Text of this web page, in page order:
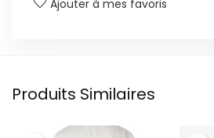
Ajouter à mes favoris
Produits Similaires